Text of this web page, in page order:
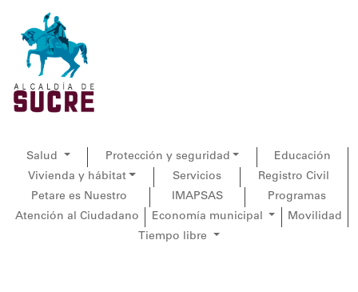
Salud Protección y seguridad
Educación
Vivienda y hábitat
Servicios
Registro Civil
Petare es Nuestro
IMAPSAS
Programas
Atención al Ciudadano
Economía municipal
Movilidad
Tiempo libre